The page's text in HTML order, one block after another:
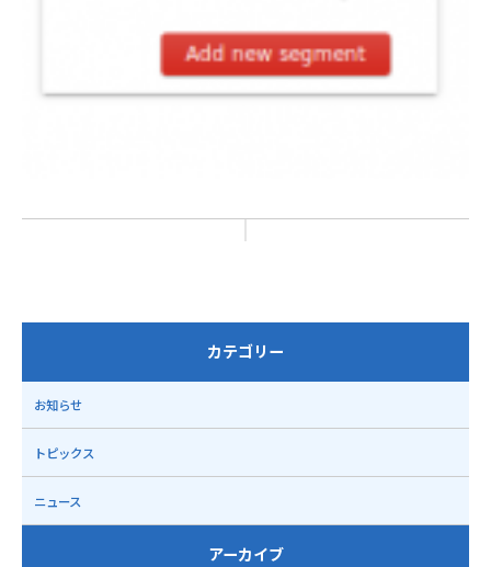
カテゴリー
お知らせ
トピックス
ニュース
アーカイブ